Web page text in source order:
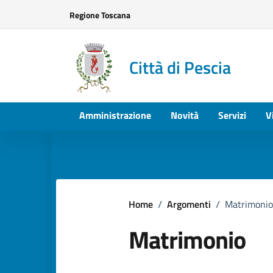
Regione Toscana
Città di Pescia
Amministrazione Novità Servizi
Home / Argomenti / Matrimonio
Matrimonio